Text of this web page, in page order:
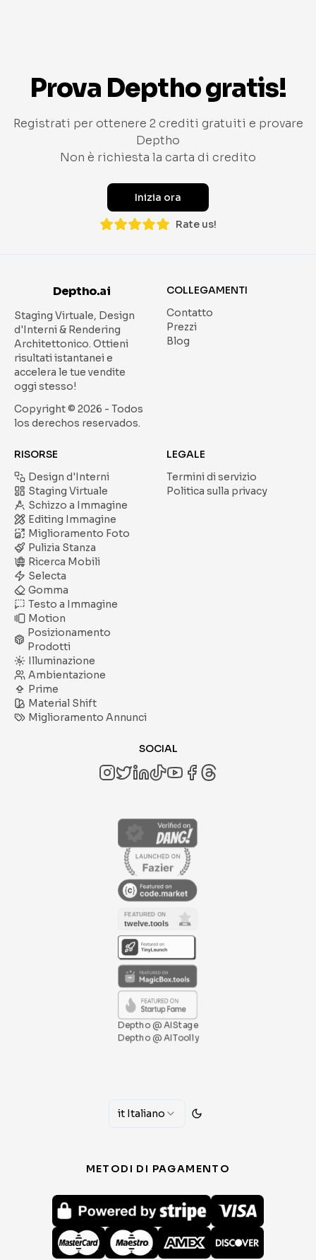
Prova Deptho gratis!
Registrati per ottenere 2 crediti gratuiti e provare
Deptho
Non è richiesta la carta di credito
Inizia ora
Rate us!
Deptho.ai
Staging Virtuale, Design
d'Interni & Rendering
Architettonico. Ottieni
risultati istantanei e
accelera le tue vendite
oggi stesso!
Copyright © 2026 - Todos
los derechos reservados.
COLLEGAMENTI
Contatto
Prezzi
Blog
RISORSE
Design d'Interni
Staging Virtuale
Schizzo a Immagine
Editing Immagine
Miglioramento Foto
Pulizia Stanza
Ricerca Mobili
Selecta
Gomma
Testo a Immagine
Motion
Posizionamento
Prodotti
Illuminazione
Ambientazione
Prime
Material Shift
Miglioramento Annunci
LEGALE
Termini di servizio
Politica sulla privacy
SOCIAL
Deptho @ AIStage
Deptho @ AIToolly
it Italiano
METODI DI PAGAMENTO